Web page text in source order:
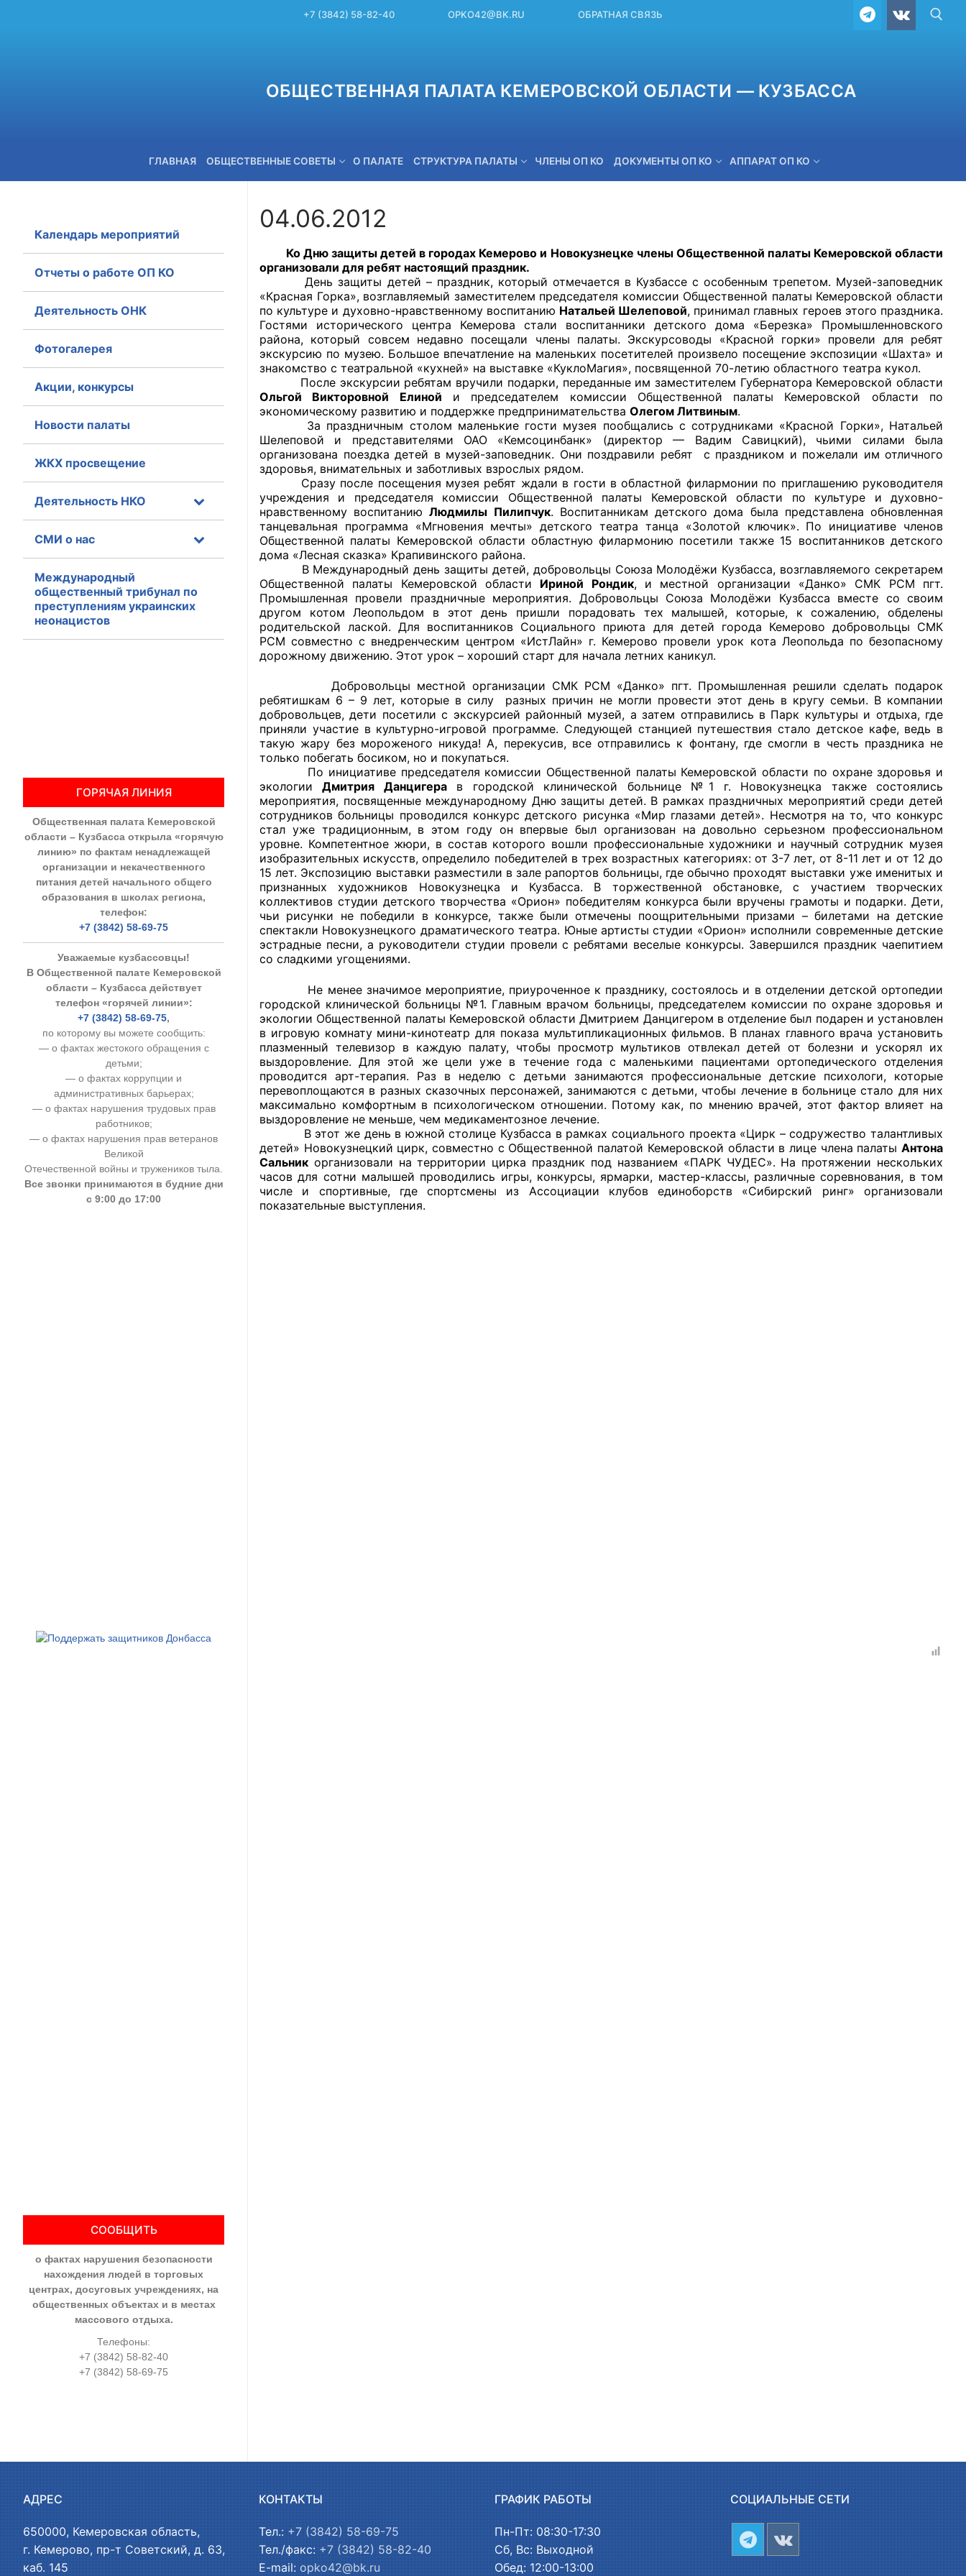
+7 (3842) 58-82-40 OPKO42@BK.RU ОБРАТНАЯ СВЯЗЬ
ОБЩЕСТВЕННАЯ ПАЛАТА КЕМЕРОВСКОЙ ОБЛАСТИ — КУЗБАССА
ГЛАВНАЯ ОБЩЕСТВЕННЫЕ СОВЕТЫ О ПАЛАТЕ СТРУКТУРА ПАЛАТЫ ЧЛЕНЫ ОП КО ДОКУМЕНТЫ ОП КО АППАРАТ ОП КО
+7 (3842) 58-82-40 OPKO42@BK.RU ОБРАТНАЯ СВЯЗЬ
Главная
Общественные советы
Общественные советы при территориальных органах федеральных органов
исполнительной власти
Общественные советы по проведению независимой оценки качества условий
оказания услуг
О Палате
Структура Палаты
Комиссии
Экспертный совет ОП КО
Совет ОП КО
Члены ОП КО
Документы ОП КО
Регламент ОП КО
Кодекс этики ОП КО
Положения
Соглашения
Рекомендации
Порядок работы ЦОН
Аппарат ОП КО
УСТАВ ГКУ “АППАРАТ ОП КО”
Доходы руководителя за 2024 г.
04.06.2012
Ко Дню защиты детей в городах Кемерово и Новокузнецке члены Общественной палаты Кемеровской области
организовали для ребят настоящий праздник.
День защиты детей – праздник, который отмечается в Кузбассе с особенным трепетом. Музей-заповедник
«Красная Горка», возглавляемый заместителем председателя комиссии Общественной палаты Кемеровской области
по культуре и духовно-нравственному воспитанию Натальей Шелеповой, принимал главных героев этого праздника.
Гостями исторического центра Кемерова стали воспитанники детского дома «Березка» Промышленновского
района, который совсем недавно посещали члены палаты. Экскурсоводы «Красной горки» провели для ребят
экскурсию по музею. Большое впечатление на маленьких посетителей произвело посещение экспозиции «Шахта» и
знакомство с театральной «кухней» на выставке «КуклоМагия», посвященной 70-летию областного театра кукол.
После экскурсии ребятам вручили подарки, переданные им заместителем Губернатора Кемеровской области
Ольгой Викторовной Елиной и председателем комиссии Общественной палаты Кемеровской области по
экономическому развитию и поддержке предпринимательства Олегом Литвиным.
За праздничным столом маленькие гости музея пообщались с сотрудниками «Красной Горки», Натальей
Шелеповой и представителями ОАО «Кемсоцинбанк» (директор — Вадим Савицкий), чьими силами была
организована поездка детей в музей-заповедник. Они поздравили ребят с праздником и пожелали им отличного
здоровья, внимательных и заботливых взрослых рядом.
Сразу после посещения музея ребят ждали в гости в областной филармонии по приглашению руководителя
учреждения и председателя комиссии Общественной палаты Кемеровской области по культуре и духовно-
нравственному воспитаниюЛюдмилы Пилипчук. Воспитанникам детского дома была представлена обновленная
танцевальная программа «Мгновения мечты» детского театра танца «Золотой ключик». По инициативе членов
Общественной палаты Кемеровской области областную филармонию посетили также 15 воспитанников детского
дома «Лесная сказка» Крапивинского района.
В Международный день защиты детей, добровольцы Союза Молодёжи Кузбасса, возглавляемого секретарем
Общественной палаты Кемеровской области Ириной Рондик, и местной организации «Данко» СМК РСМ пгт.
Промышленная провели праздничные мероприятия. Добровольцы Союза Молодёжи Кузбасса вместе со своим
другом котом Леопольдом в этот день пришли порадовать тех малышей, которые, к сожалению, обделены
родительской лаской. Для воспитанников Социального приюта для детей города Кемерово добровольцы СМК
РСМ совместно с внедренческим центром «ИстЛайн» г. Кемерово провели урок кота Леопольда по безопасному
дорожному движению. Этот урок – хороший старт для начала летних каникул.
Добровольцы местной организации СМК РСМ «Данко» пгт. Промышленная решили сделать подарок
ребятишкам 6 – 9 лет, которые в силу разных причин не могли провести этот день в кругу семьи. В компании
добровольцев, дети посетили с экскурсией районный музей, а затем отправились в Парк культуры и отдыха, где
приняли участие в культурно-игровой программе. Следующей станцией путешествия стало детское кафе, ведь в
такую жару без мороженого никуда! А, перекусив, все отправились к фонтану, где смогли в честь праздника не
только побегать босиком, но и покупаться.
По инициативе председателя комиссии Общественной палаты Кемеровской области по охране здоровья и
экологииДмитрия Данцигерав городской клинической больнице №1 г. Новокузнецка также состоялись
мероприятия, посвященные международному Дню защиты детей. В рамках праздничных мероприятий среди детей
сотрудников больницы проводился конкурс детского рисунка «Мир глазами детей». Несмотря на то, что конкурс
стал уже традиционным, в этом году он впервые был организован на довольно серьезном профессиональном
уровне. Компетентное жюри, в состав которого вошли профессиональные художники и научный сотрудник музея
изобразительных искусств, определило победителей в трех возрастных категориях: от 3-7 лет, от 8-11 лет и от 12 до
15 лет. Экспозицию выставки разместили в зале рапортов больницы, где обычно проходят выставки уже именитых и
признанных художников Новокузнецка и Кузбасса. В торжественной обстановке, с участием творческих
коллективов студии детского творчества «Орион» победителям конкурса были вручены грамоты и подарки. Дети,
чьи рисунки не победили в конкурсе, также были отмечены поощрительными призами – билетами на детские
спектакли Новокузнецкого драматического театра. Юные артисты студии «Орион» исполнили современные детские
эстрадные песни, а руководители студии провели с ребятами веселые конкурсы. Завершился праздник чаепитием
со сладкими угощениями.
Не менее значимое мероприятие, приуроченное к празднику, состоялось и в отделении детской ортопедии
городской клинической больницы №1. Главным врачом больницы, председателем комиссии по охране здоровья и
экологии Общественной палаты Кемеровской области Дмитрием Данцигером в отделение был подарен и установлен
в игровую комнату мини-кинотеатр для показа мультипликационных фильмов. В планах главного врача установить
плазменный телевизор в каждую палату, чтобы просмотр мультиков отвлекал детей от болезни и ускорял их
выздоровление. Для этой же цели уже в течение года с маленькими пациентами ортопедического отделения
проводится арт-терапия. Раз в неделю с детьми занимаются профессиональные детские психологи, которые
перевоплощаются в разных сказочных персонажей, занимаются с детьми, чтобы лечение в больнице стало для них
максимально комфортным в психологическом отношении. Потому как, по мнению врачей, этот фактор влияет на
выздоровление не меньше, чем медикаментозное лечение.
В этот же день в южной столице Кузбасса в рамках социального проекта «Цирк – содружество талантливых
детей» Новокузнецкий цирк, совместно с Общественной палатой Кемеровской области в лице члена палаты Антона
Сальник организовали на территории цирка праздник под названием «ПАРК ЧУДЕС». На протяжении нескольких
часов для сотни малышей проводились игры, конкурсы, ярмарки, мастер-классы, различные соревнования, в том
числе и спортивные, где спортсмены из Ассоциации клубов единоборств «Сибирский ринг» организовали
показательные выступления.
Календарь мероприятий
Отчеты о работе ОП КО
Деятельность ОНК
Фотогалерея
Акции, конкурсы
Новости палаты
ЖКХ просвещение
Деятельность НКО
СМИ о нас
Международный
общественный трибунал по
преступлениям украинских
неонацистов
ГОРЯЧАЯ ЛИНИЯ
Общественная палата Кемеровской
области – Кузбасса открыла «горячую
линию» по фактам ненадлежащей
организации и некачественного
питания детей начального общего
образования в школах региона,
телефон:
+7 (3842) 58-69-75
Уважаемые кузбассовцы!
В Общественной палате Кемеровской
области – Кузбасса действует
телефон «горячей линии»:
+7 (3842) 58-69-75,
по которому вы можете сообщить:
— о фактах жестокого обращения с
детьми;
— о фактах коррупции и
административных барьерах;
— о фактах нарушения трудовых прав
работников;
— о фактах нарушения прав ветеранов
Великой
Отечественной войны и тружеников тыла.
Все звонки принимаются в будние дни
с 9:00 до 17:00
СООБЩИТЬ
о фактах нарушения безопасности
нахождения людей в торговых
центрах, досуговых учреждениях, на
общественных объектах и в местах
массового отдыха.
Телефоны:
+7 (3842) 58-82-40
+7 (3842) 58-69-75
АДРЕС
650000, Кемеровская область,
г. Кемерово, пр-т Советский, д. 63,
каб. 145
КОНТАКТЫ
Тел.:+7 (3842) 58-69-75
Тел./факс:+7 (3842) 58-82-40
E-mail:opko42@bk.ru
ГРАФИК РАБОТЫ
Пн-Пт: 08:30-17:30
Сб, Вс: Выходной
Обед: 12:00-13:00
СОЦИАЛЬНЫЕ СЕТИ